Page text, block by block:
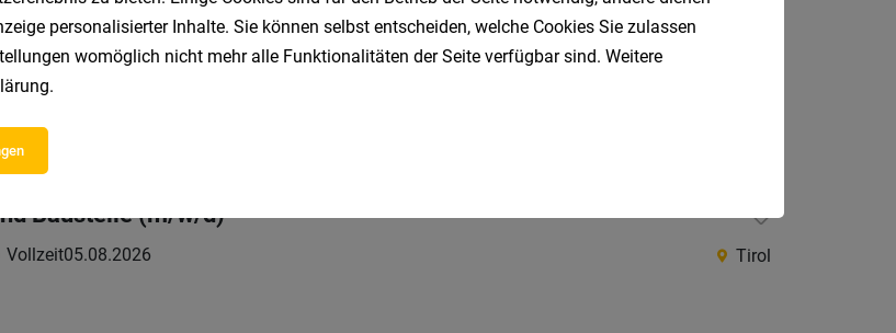
(Tirol)
Projektarbeit
Baustelle (m/w/d)
Vollzeit05.08.2026 Tirol
personalisierter Inhalte. Sie können selbst entscheiden, welche Cookies Sie zulassen
womöglich nicht mehr alle Funktionalitäten der Seite verfügbar sind. Weitere
.